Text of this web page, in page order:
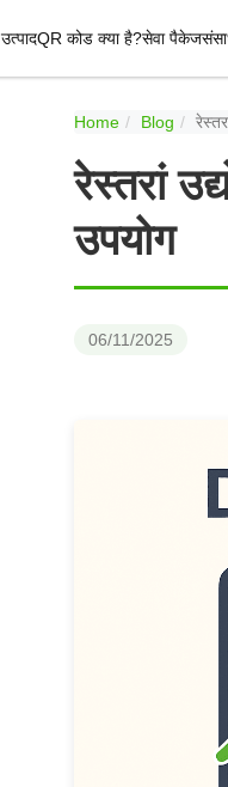
उत्पादQR कोड क्या है?सेवा पैकेज
Home Blog
रेस्तरां
उपयोग
06/11/2025